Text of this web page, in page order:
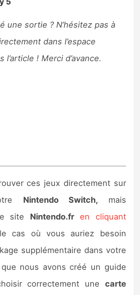
une sortie ? N’hésitez pas à
dans l’espace
l’article ! Merci d’avance.
ces jeux directement sur
Nintendo Switch, mais
site Nintendo.fr en cliquant
cas où vous auriez besoin
supplémentaire dans votre
nous avons créé un guide
correctement une carte